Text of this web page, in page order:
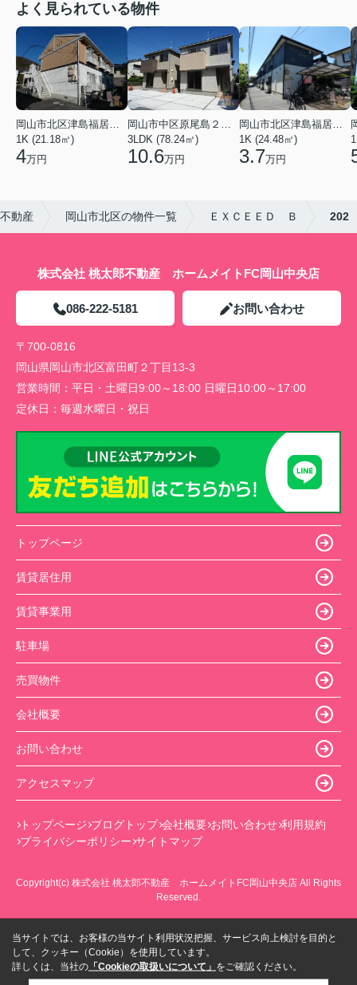
よく見られている物件
岡山市北区津島福居１丁目
1K (21.18㎡)
4万円
岡山市中区原尾島２丁目
3LDK (78.24㎡)
10.6万円
岡山市北区津島福居１丁目
1K (24.48㎡)
3.7万円
動産 岡山市北区の物件一覧 ＥＸＣＥＥＤ Ｂ 202
株式会社 桃太郎不動産 ホームメイトFC岡山中央店
086-222-5181 お問い合わせ
〒700-0816
岡山県岡山市北区富田町２丁目13-3
営業時間： 平日・土曜日9:00～18:00 日曜日10:00～17:00
定休日： 毎週水曜日・祝日
トップページ
賃貸居住用
賃貸事業用
駐車場
売買物件
会社概要
お問い合わせ
アクセスマップ
トップページ ブログトップ 会社概要 お問い合わせ 利用規約
プライバシーポリシー サイトマップ
Copyright(c) 株式会社 桃太郎不動産 ホームメイトFC岡山中央店 All Rights
Reserved.
当サイトでは、お客様の当サイト利用状況把握、サービス向上検討を目的と
して、クッキー（Cookie）を使用しています。
詳しくは、当社の 「Cookieの取扱いについて」 をご確認ください。